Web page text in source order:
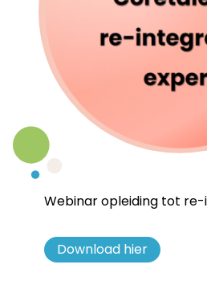
Webinar opleiding tot
Download hier